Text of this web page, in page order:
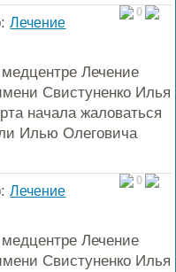
0
Лечение
Лечение
Свистуненко Илья
начала жаловаться
Илью Олеговича
0
Лечение
Лечение
Свистуненко Илья